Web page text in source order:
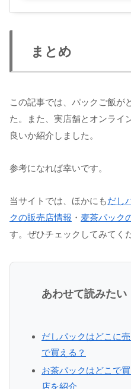
まとめ
この記事では、パックご飯が
た。また、実店舗とオンライ
良いか紹介しました。
参考になれば幸いです。
当サイトでは、ほかにもだし
クの販売店情報 ・ 麦茶パック
す。ぜひチェックしてみてく
あわせて読みたい
だしパックはどこに
で買える？
お茶パックはどこで
店を紹介